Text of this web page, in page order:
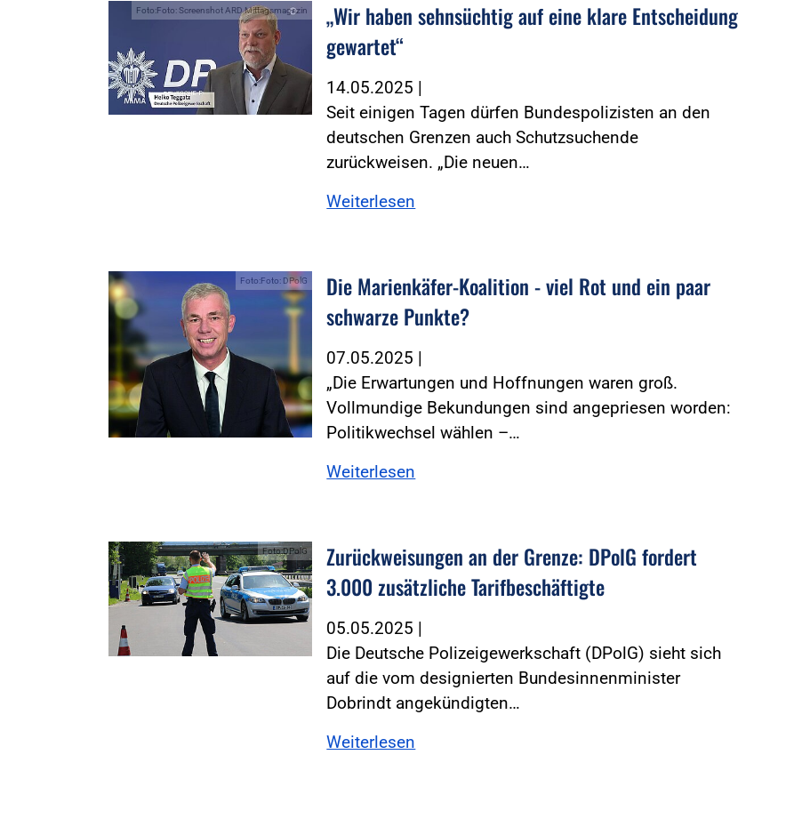
Foto:Foto: Screenshot ARD Mittagsmagazin
„Wir haben sehnsüchtig auf eine klare Entscheidung
gewartet“
14.05.2025 |
Seit einigen Tagen dürfen Bundespolizisten an den
deutschen Grenzen auch Schutzsuchende
zurückweisen. „Die neuen…
Weiterlesen
Foto:Foto: DPolG
Die Marienkäfer-Koalition - viel Rot und ein paar
schwarze Punkte?
07.05.2025 |
„Die Erwartungen und Hoffnungen waren groß.
Vollmundige Bekundungen sind angepriesen worden:
Politikwechsel wählen –…
Weiterlesen
Foto:DPolG
Zurückweisungen an der Grenze: DPolG fordert
3.000 zusätzliche Tarifbeschäftigte
05.05.2025 |
Die Deutsche Polizeigewerkschaft (DPolG) sieht sich
auf die vom designierten Bundesinnenminister
Dobrindt angekündigten…
Weiterlesen